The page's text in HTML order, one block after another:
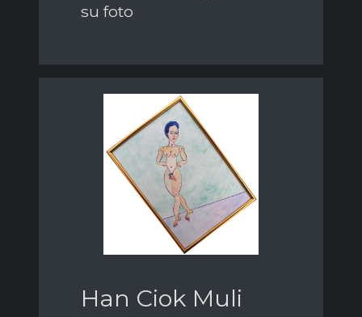
su foto
Han Ciok Muli